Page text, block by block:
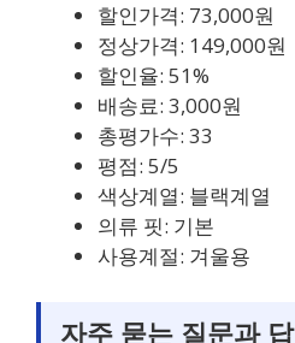
할인가격: 73,000원
정상가격: 149,000원
할인율: 51%
배송료: 3,000원
총평가수: 33
평점: 5/5
색상계열: 블랙계열
의류 핏: 기본
사용계절: 겨울용
자주 묻는 질문과 답